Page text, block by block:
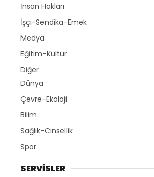
İnsan Hakları
İşçi-Sendika-Emek
Medya
Eğitim-Kültür
Diğer
Dünya
Çevre-Ekoloji
Bilim
Sağlık-Cinsellik
Spor
SERVİSLER